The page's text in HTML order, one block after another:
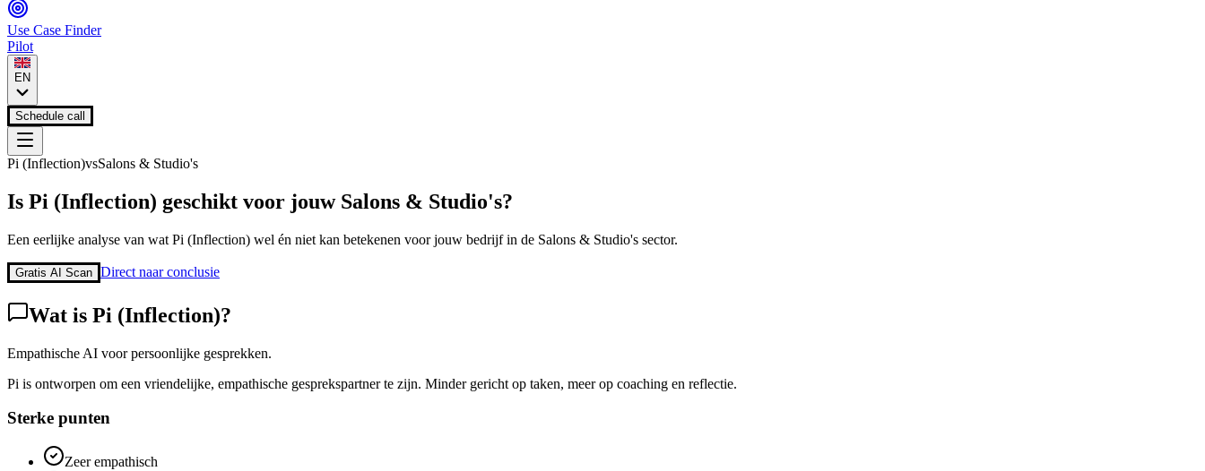
Use Case Finder
Pilot
EN
Schedule call
Pi (Inflection)vsSalons & Studio's
Is Pi (Inflection) geschikt voor jouw Salons & Studio's?
Een eerlijke analyse van wat Pi (Inflection) wel én niet kan betekenen voor jouw bedrijf in de Salons & Studio's sector.
Gratis AI Scan Direct naar conclusie
Wat is Pi (Inflection)?
Empathische AI voor persoonlijke gesprekken.
Pi is ontworpen om een vriendelijke, empathische gesprekspartner te zijn. Minder gericht op taken, meer op coaching en reflectie.
Sterke punten
Zeer empathisch